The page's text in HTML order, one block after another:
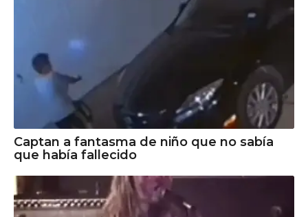
Captan a fantasma de niño que no sabía
que había fallecido